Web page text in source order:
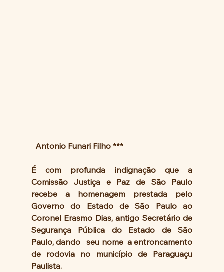
Antonio Funari Filho ***
É com profunda indignação que a
Comissão Justiça e Paz de São Paulo
recebe a homenagem prestada pelo
Governo do Estado de São Paulo ao
Coronel Erasmo Dias, antigo Secretário de
Segurança Pública do Estado de São
Paulo, dando   seu nome  a entroncamento
de rodovia no município de Paraguaçu
Paulista.